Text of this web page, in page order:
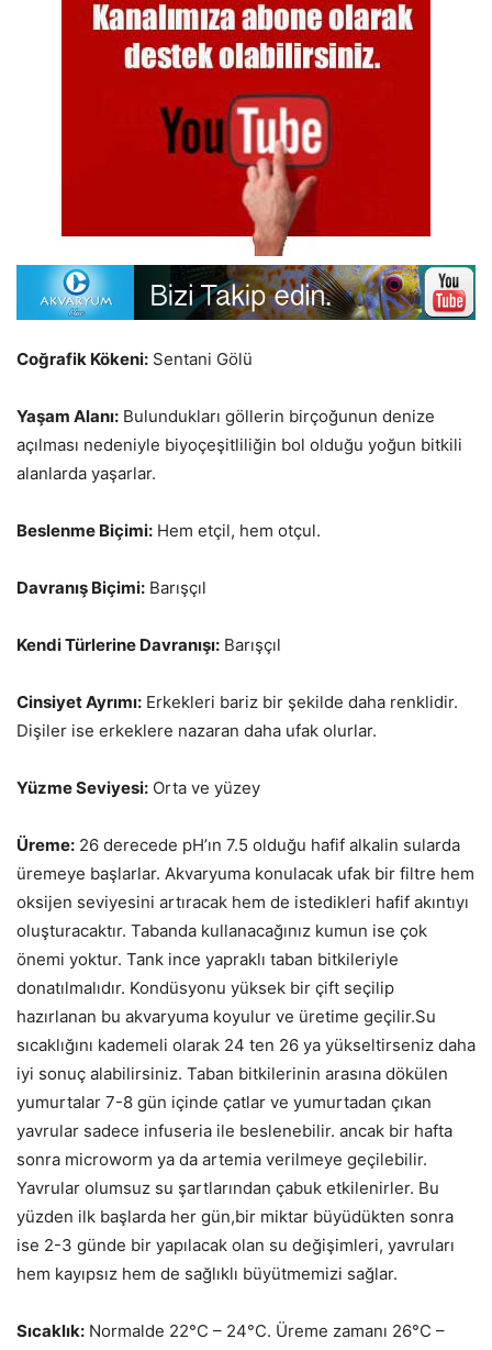
Coğrafik Kökeni: Sentani Gölü
Yaşam Alanı: Bulundukları göllerin birçoğunun denize
açılması nedeniyle biyoçeşitliliğin bol olduğu yoğun bitkili
alanlarda yaşarlar.
Beslenme Biçimi: Hem etçil, hem otçul.
Davranış Biçimi: Barışçıl
Kendi Türlerine Davranışı: Barışçıl
Cinsiyet Ayrımı: Erkekleri bariz bir şekilde daha renklidir.
Dişiler ise erkeklere nazaran daha ufak olurlar.
Yüzme Seviyesi: Orta ve yüzey
Üreme: 26 derecede pH’ın 7.5 olduğu hafif alkalin sularda
üremeye başlarlar. Akvaryuma konulacak ufak bir filtre hem
oksijen seviyesini artıracak hem de istedikleri hafif akıntıyı
oluşturacaktır. Tabanda kullanacağınız kumun ise çok
önemi yoktur. Tank ince yapraklı taban bitkileriyle
donatılmalıdır. Kondüsyonu yüksek bir çift seçilip
hazırlanan bu akvaryuma koyulur ve üretime geçilir.Su
sıcaklığını kademeli olarak 24 ten 26 ya yükseltirseniz daha
iyi sonuç alabilirsiniz. Taban bitkilerinin arasına dökülen
yumurtalar 7-8 gün içinde çatlar ve yumurtadan çıkan
yavrular sadece infuseria ile beslenebilir. ancak bir hafta
sonra microworm ya da artemia verilmeye geçilebilir.
Yavrular olumsuz su şartlarından çabuk etkilenirler. Bu
yüzden ilk başlarda her gün,bir miktar büyüdükten sonra
ise 2-3 günde bir yapılacak olan su değişimleri, yavruları
hem kayıpsız hem de sağlıklı büyütmemizi sağlar.
Sıcaklık: Normalde 22°C – 24°C. Üreme zamanı 26°C –